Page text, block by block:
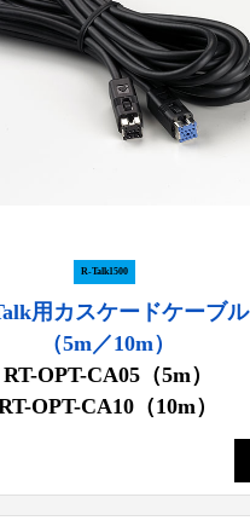
R-Talk1500
用カスケードケーブル
（5m／10m）
RT-OPT-CA05（5m）
OPT-CA10（10m）